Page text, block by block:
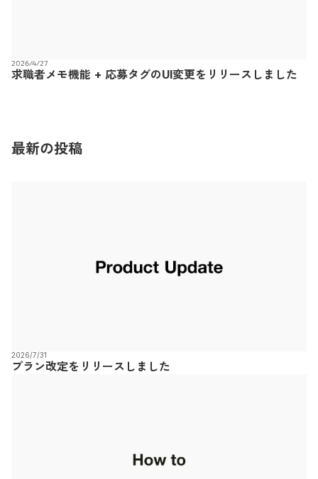
2026/4/27
求職者メモ機能 + 応募タグのUI変更をリリースしました
最新の投稿
2026/7/31
プラン改定をリリースしました